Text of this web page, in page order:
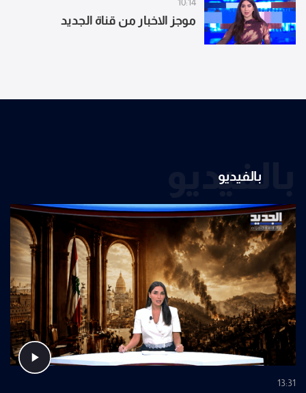
موجز الاخبار من قناة الجديد
بالفيديو
بالفيديو
13:31